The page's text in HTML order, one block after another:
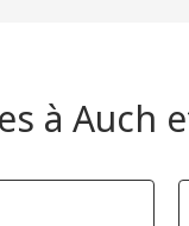
à Auch